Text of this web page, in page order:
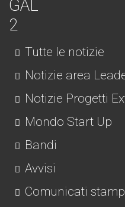
Tutte le notizie
Notizie area
Notizie Progetti
Mondo Start Up
Bandi
Avvisi
Comunicati